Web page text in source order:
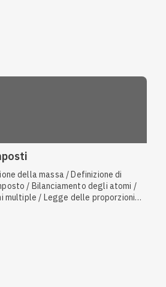
della massa / Definizione di
/ Bilanciamento degli atomi /
multiple / Legge delle proporzioni